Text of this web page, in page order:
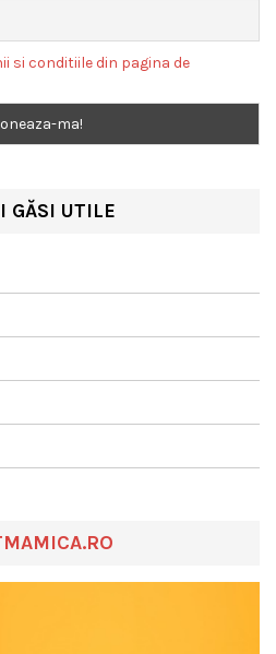
si conditiile din pagina de
GĂSI UTILE